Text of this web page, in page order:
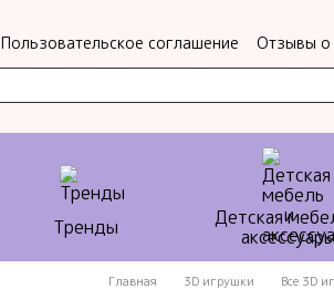
Пользовательское соглашение
Отзывы о
Тренды
Детская
Главная 3D игрушки Все 3D